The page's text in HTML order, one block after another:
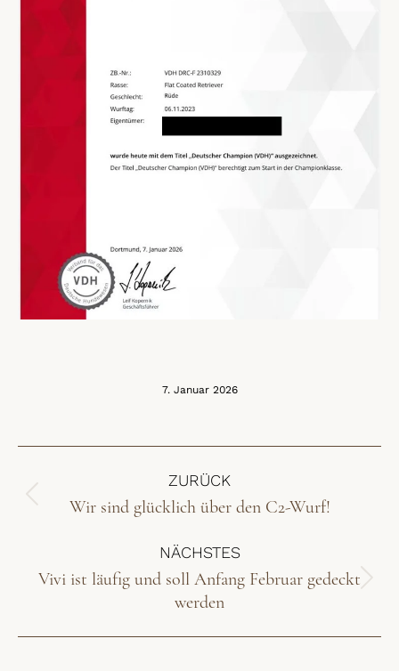
7. Januar 2026
ZURÜCK
Vorheriger
Wir sind glücklich über den C2-Wurf!
NÄCHSTES
Nächster
Vivi ist läufig und soll Anfang Februar gedeckt
werden